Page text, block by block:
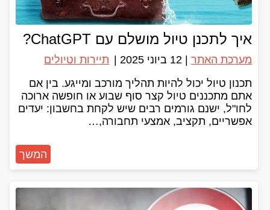
איך לתכנן טיול מושלם עם ChatGPT?
מערכת האתר 12 ביוני 2025
תיירות וטיולים
תכנון טיול יכול להיות תהליך מורכב ומייגע. בין אם
אתם מתכננים טיול קצר סוף שבוע או חופשה ארוכה
לחו"ל, ישנם גורמים רבים שיש לקחת בחשבון: יעדים
אפשריים, תקציב, אמצעי תחבורה,…
המשך